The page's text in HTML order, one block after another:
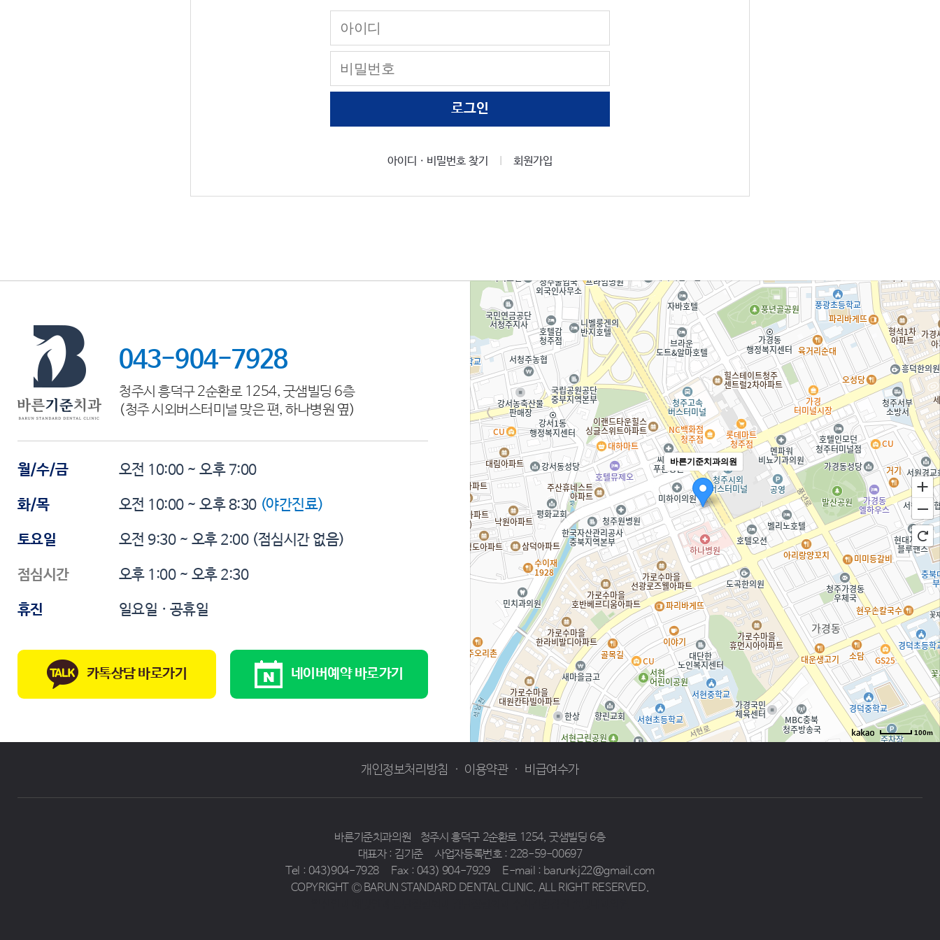
로그인
아이디ㆍ비밀번호 찾기 회원가입
043-904-7928
청주시 흥덕구 2순환로 1254, 굿샘빌딩 6층
(청주 시외버스터미널 맞은 편, 하나병원 옆)
월/수/금 오전 10:00 ~ 오후 7:00
화/목 오전 10:00 ~ 오후 8:30 (야간진료)
토요일 오전 9:30 ~ 오후 2:00 (점심시간 없음)
점심시간 오후 1:00 ~ 오후 2:30
휴진 일요일 · 공휴일
카톡상담 바로가기 네이버예약 바로가기
바른기준치과의원
100m
개인정보처리방침 · 이용약관 · 비급여수가
바른기준치과의원
청주시 흥덕구 2순환로 1254, 굿샘빌딩 6층
대표자 : 김기준
사업자등록번호 : 228-59-00697
Tel : 043)904-7928
Fax : 043) 904-7929
E-mail : barunkj22@gmail.com
COPYRIGHT Ⓒ BARUN STANDARD DENTAL CLINIC. ALL RIGHT RESERVED.